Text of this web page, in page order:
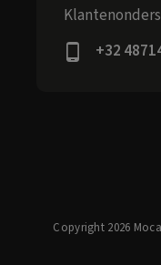
+32
Copyright 2026